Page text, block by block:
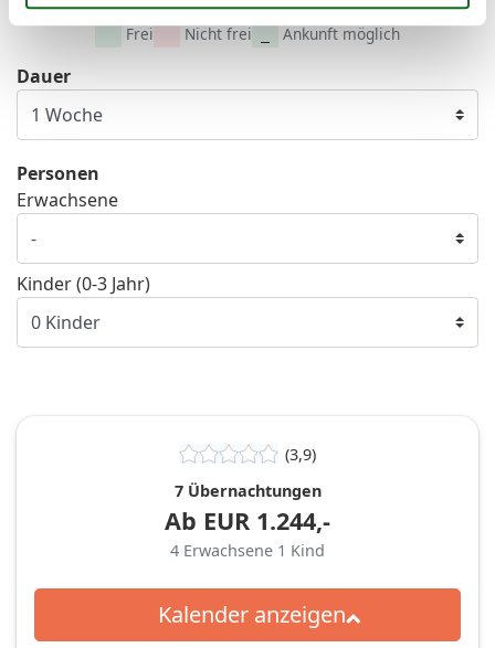
Frei Nicht frei Ankunft möglich
Dauer
Personen
Erwachsene
Kinder (0-3 Jahr)
(3,9)
7 Übernachtungen
Ab EUR 1.244,-
4 Erwachsene 1 Kind
Kalender anzeigen